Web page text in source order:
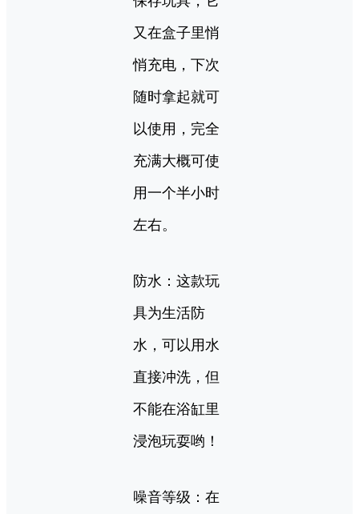
又在盒子里悄
悄充电，下次
随时拿起就可
以使用，完全
充满大概可使
用一个半小时
左右。
防水：这款玩
具为生活防
水，可以用水
直接冲洗，但
不能在浴缸里
浸泡玩耍哟！
噪音等级：在